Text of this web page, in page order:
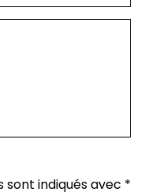
sont indiqués avec *